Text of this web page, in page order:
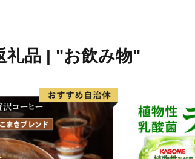
礼品 | "お飲み物"